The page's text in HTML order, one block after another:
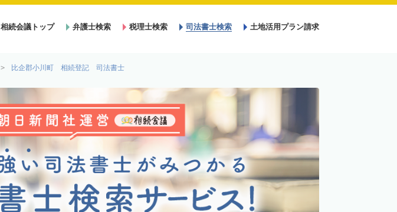
相続会議トップ 弁護士検索 税理士検索 司法書士検索 土地活用プラン請求
比企郡小川町 相続登記 司法書士